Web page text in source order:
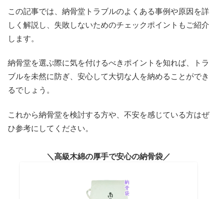
この記事では、納骨堂トラブルのよくある事例や原因を詳
しく解説し、失敗しないためのチェックポイントもご紹介
します。
納骨堂を選ぶ際に気を付けるべきポイントを知れば、トラ
ブルを未然に防ぎ、安心して大切な人を納めることができ
るでしょう。
これから納骨堂を検討する方や、不安を感じている方はぜ
ひ参考にしてください。
高級木綿の厚手で安心の納骨袋